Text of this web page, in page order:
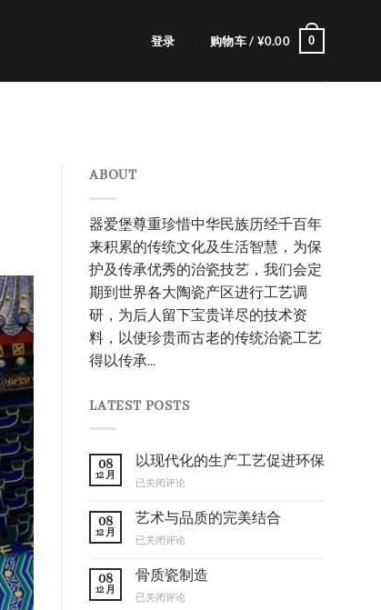
登录 购物车 / ¥0.00 0
ABOUT
器爱堡尊重珍惜中华民族历经千百年
来积累的传统文化及生活智慧，为保
护及传承优秀的治瓷技艺，我们会定
期到世界各大陶瓷产区进行工艺调
研，为后人留下宝贵详尽的技术资
料，以使珍贵而古老的传统治瓷工艺
得以传承...
LATEST POSTS
08
12 月
以现代化的生产工艺促进环保
以
代
的
产
工
已关闭评论
08
12 月
艺术与品质的完美结合
艺
与
质
已关闭评论
08
12 月
骨质瓷制造
骨
已关闭评论